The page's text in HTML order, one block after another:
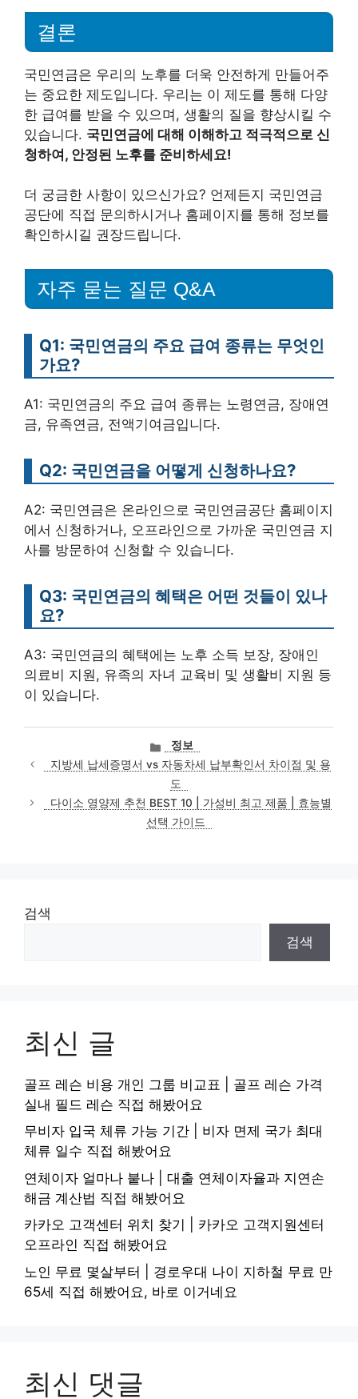
결론
국민연금은 우리의 노후를 더욱 안전하게 만들어주
는 중요한 제도입니다. 우리는 이 제도를 통해 다양
한 급여를 받을 수 있으며, 생활의 질을 향상시킬 수
있습니다. 국민연금에 대해 이해하고 적극적으로 신
청하여, 안정된 노후를 준비하세요!
더 궁금한 사항이 있으신가요? 언제든지 국민연금
공단에 직접 문의하시거나 홈페이지를 통해 정보를
확인하시길 권장드립니다.
자주 묻는 질문 Q&A
Q1: 국민연금의 주요 급여 종류는 무엇인
가요?
A1: 국민연금의 주요 급여 종류는 노령연금, 장애연
금, 유족연금, 전액기여금입니다.
Q2: 국민연금을 어떻게 신청하나요?
A2: 국민연금은 온라인으로 국민연금공단 홈페이지
에서 신청하거나, 오프라인으로 가까운 국민연금 지
사를 방문하여 신청할 수 있습니다.
Q3: 국민연금의 혜택은 어떤 것들이 있나
요?
A3: 국민연금의 혜택에는 노후 소득 보장, 장애인
의료비 지원, 유족의 자녀 교육비 및 생활비 지원 등
이 있습니다.
카
테
고
리
정보
지방세 납세증명서 vs 자동차세 납부확인서 차이점 및 용
도
다이소 영양제 추천 BEST 10 | 가성비 최고 제품 | 효능별
선택 가이드
검색
검색
최신 글
골프 레슨 비용 개인 그룹 비교표 | 골프 레슨 가격
실내 필드 레슨 직접 해봤어요
무비자 입국 체류 가능 기간 | 비자 면제 국가 최대
체류 일수 직접 해봤어요
연체이자 얼마나 붙나 | 대출 연체이자율과 지연손
해금 계산법 직접 해봤어요
카카오 고객센터 위치 찾기 | 카카오 고객지원센터
오프라인 직접 해봤어요
노인 무료 몇살부터 | 경로우대 나이 지하철 무료 만
65세 직접 해봤어요, 바로 이거네요
최신 댓글